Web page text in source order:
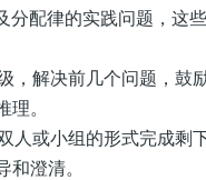
分配律的实践问题，这
，解决前几个问题，鼓
理。
人或小组的形式完成剩
和澄清。